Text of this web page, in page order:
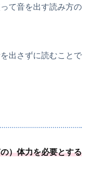
て音を出す読み方の
出さずに読むことで
）体力を必要とする